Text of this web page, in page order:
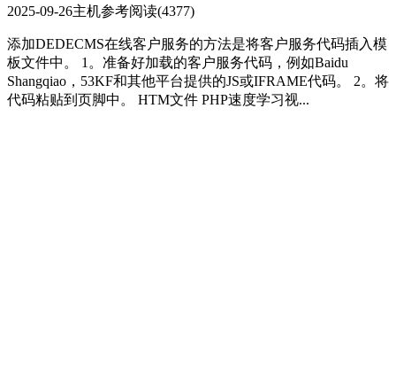
2025-09-26主机参考阅读(4377)
添加DEDECMS在线客户服务的方法是将客户服务代码插入模
板文件中。 1。准备好加载的客户服务代码，例如Baidu
Shangqiao，53KF和其他平台提供的JS或IFRAME代码。 2。将
代码粘贴到页脚中。 HTM文件 PHP速度学习视...